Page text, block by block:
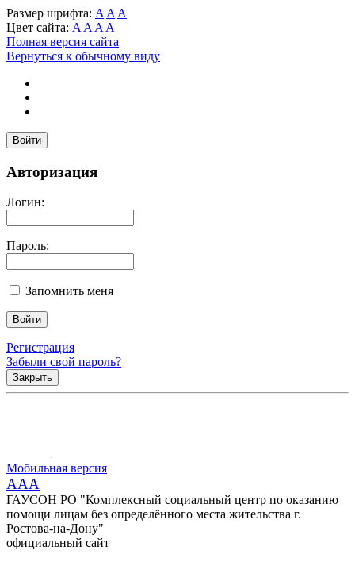
Размер шрифта: A A A
Цвет сайта: A A A A
Полная версия сайта
Вернуться к обычному виду
Войти
Авторизация
Логин:
Пароль:
Запомнить меня
Регистрация
Забыли свой пароль?
Закрыть
Мобильная версия
AAA
ГАУСОН РО "Комплексный социальный центр по оказанию
помощи лицам без определённого места жительства г.
Ростова-на-Дону"
официальный сайт